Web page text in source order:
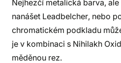
Nejhezčí metalická barva,
nanášet Leadbelcher, nebo
chromatickém podkladu
je v kombinaci s Nihilakh
měděnou rez.